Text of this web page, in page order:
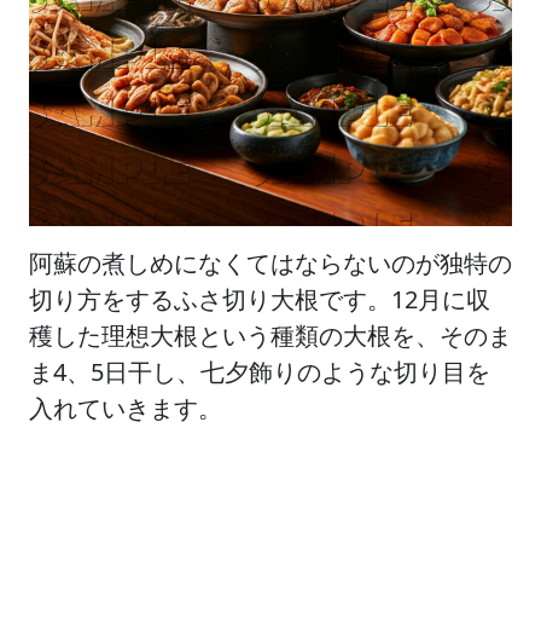
阿蘇の煮しめになくてはならないのが独特の
切り方をするふさ切り大根です。12月に収
穫した理想大根という種類の大根を、そのま
ま4、5日干し、七夕飾りのような切り目を
入れていきます。